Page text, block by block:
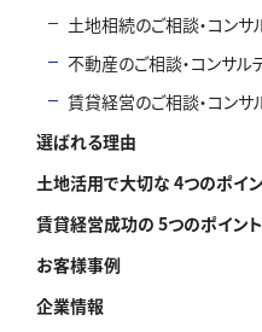
土地相続のご相談・コンサ
不動産のご相談・コンサル
賃貸経営のご相談・コンサ
選ばれる理由
土地活用で大切な 4つのポイ
賃貸経営成功の 5つのポイント
お客様事例
企業情報